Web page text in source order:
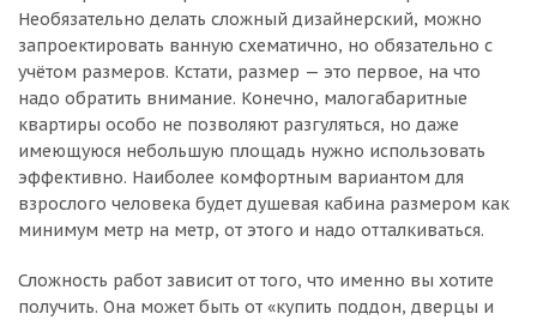
Необязательно делать сложный дизайнерский, можно
запроектировать ванную схематично, но обязательно с
учётом размеров. Кстати, размер — это первое, на что
надо обратить внимание. Конечно, малогабаритные
квартиры особо не позволяют разгуляться, но даже
имеющуюся небольшую площадь нужно использовать
эффективно. Наиболее комфортным вариантом для
взрослого человека будет душевая кабина размером как
минимум метр на метр, от этого и надо отталкиваться.
Сложность работ зависит от того, что именно вы хотите
получить. Она может быть от «купить поддон, дверцы и